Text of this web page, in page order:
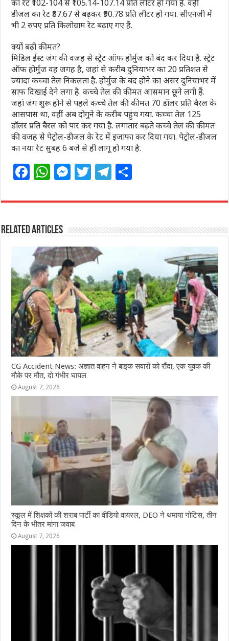
का रेट ₹102-104 से ₹105.14-107.14 प्रति लीटर हो गया है. वहीं
डीजल का रेट ₹87.67 से बढ़कर ₹90.78 प्रति लीटर हो गया. सीएनजी में
भी 2 रुपए प्रति किलोग्राम रेट बढ़ाए गए हैं.
क्यों बढ़ी कीमत?
मिडिल ईस्ट जंग की वजह से स्ट्रेट ऑफ होर्मुज को बंद कर दिया है. स्ट्रेट
ऑफ होर्मुज वह जगह है, जहां से करीब दुनियाभर का 20 प्रतिशत से
ज्यादा कच्चा तेल निकलता है. होर्मुज के बंद होने का असर दुनियाभर में
साफ दिखाई देने लगा है. कच्चे तेल की कीमत आसमान छूने लगी हैं.
जहां जंग शुरू होने से पहले कच्चे तेल की कीमत 70 डॉलर प्रति बैरल के
आसपास था, वहीं अब दोगुने के करीब पहुंच गया. कच्चा तेल 125
डॉलर प्रति बैरल को पार कर गया है. लगातार बढ़ते कच्चे तेल की कीमत
की वजह से पेट्रोल-डीजल के रेट में इजाफा कर दिया गया. पेट्रोल-डीजल
का नया रेट सुबह 6 बजे से ही लागू हो गया है.
F
c
e
b
o
o
k
W
at
s
A
p
p
M
ss
n
g
e
r
T
itt
r
T
e
ra
ar
Related Articles
CG Accident News: अज्ञात वाहन ने बाइक सवारों को रौंदा, एक युवक की
मौके पर मौत, दो गंभीर घायल
August 7, 2026
स्कूल में शिक्षकों की शराब पार्टी का वीडियो वायरल, DEO ने थमाया नोटिस, तीन
दिन के भीतर मांगा जवाब
August 7, 2026